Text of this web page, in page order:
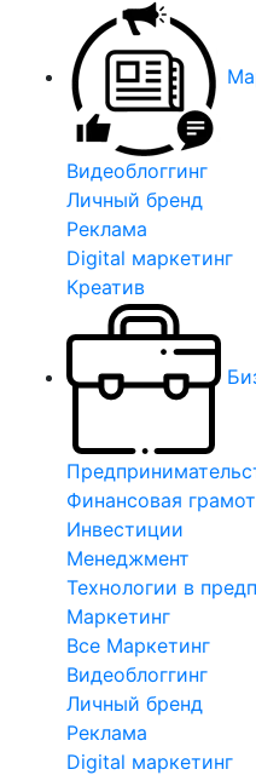
Видеоблоггинг
Личный бренд
Реклама
Digital маркетинг
Креатив
Финансовая
Инвестиции
Менеджмент
Технологии в
Маркетинг
Все Маркетинг
Видеоблоггинг
Личный бренд
Реклама
Digital маркетинг